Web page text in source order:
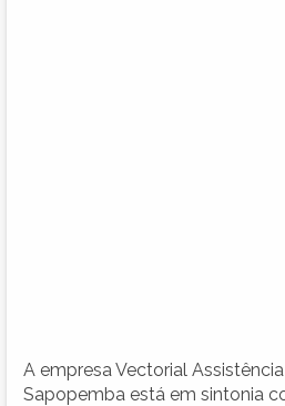
A empresa Vectorial
Sapopemba está em sintonia